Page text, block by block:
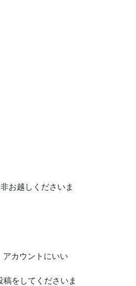
お越しくださいま
カウントにいい
をしてくださいま